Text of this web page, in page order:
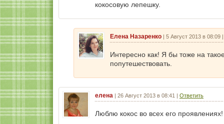
кокосовую лепешку.
Елена Назаренко | 5 Август 2013 в 08:09
Интересно как! Я бы тоже на
попутешествовать.
елена | 26 Август 2013 в 08:41 | Ответить
Люблю кокос во всех его